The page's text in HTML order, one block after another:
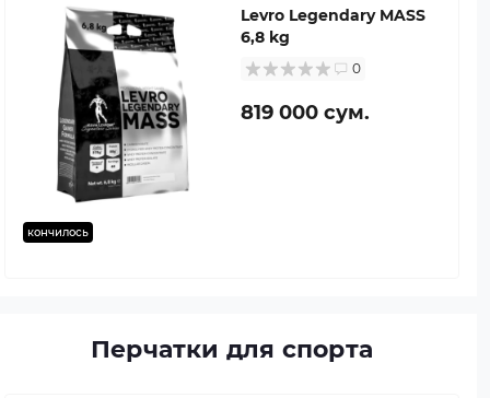
кончилось
Levro Legendary MASS
6,8 kg
0
819 000 сум.
Перчатки для спорта